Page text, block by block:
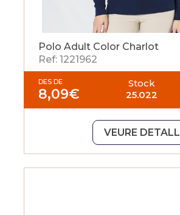
Polo Adult Color Charlot
Ref: 1221962
DES DE
8,09€
Stock
25.022
VEURE DETALL